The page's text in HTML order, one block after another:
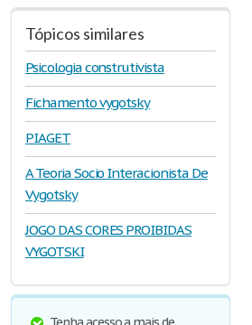
Tópicos similares
Psicologia construtivista
Fichamento vygotsky
PIAGET
A Teoria Socio Interacionista De
Vygotsky
JOGO DAS CORES PROIBIDAS
VYGOTSKI